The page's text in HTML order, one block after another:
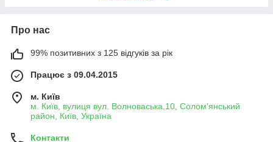
Про нас
99% позитивних з 125 відгуків за рік
Працює з 09.04.2015
м. Київ
м. Київ, вулиця вул. Волноваська,10, Солом'янський
район, Київ, Україна
Контакти